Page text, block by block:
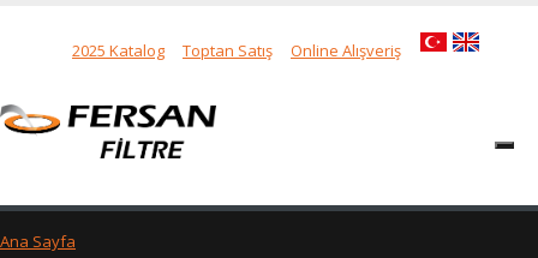
2025 Katalog Toptan Satış Online Alışveriş
Ana Sayfa